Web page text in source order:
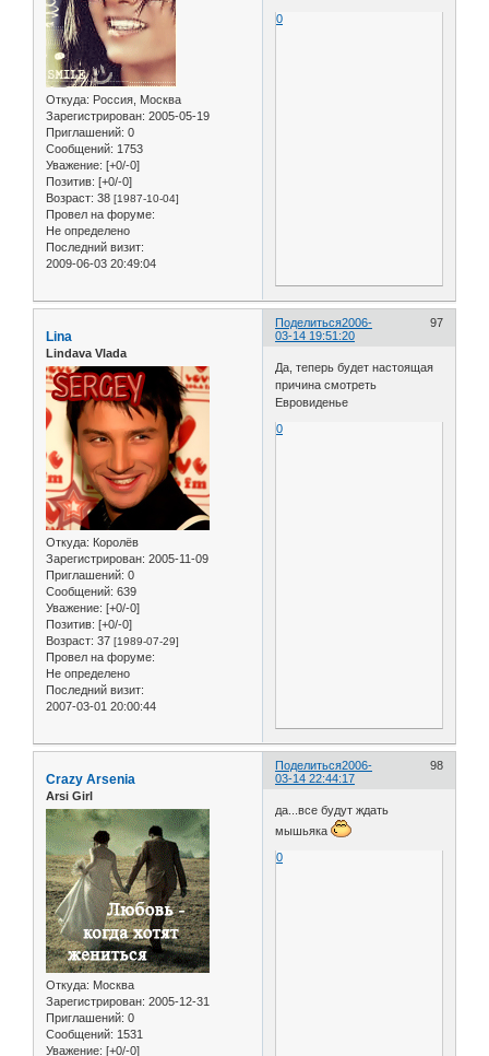
Откуда: Россия, Москва
Зарегистрирован: 2005-05-19
Приглашений: 0
Сообщений: 1753
Уважение: [+0/-0]
Позитив: [+0/-0]
Возраст: 38 [1987-10-04]
Провел на форуме:
Не определено
Последний визит:
2009-06-03 20:49:04
0
Поделиться 97
2006-
03-14 19:51:20
Lina
Lindava Vlada
Откуда: Королёв
Зарегистрирован: 2005-11-09
Приглашений: 0
Сообщений: 639
Уважение: [+0/-0]
Позитив: [+0/-0]
Возраст: 37 [1989-07-29]
Провел на форуме:
Не определено
Последний визит:
2007-03-01 20:00:44
Да, теперь будет настоящая
причина смотреть
Евровиденье
0
Поделиться 98
2006-
03-14 22:44:17
Crazy Arsenia
Arsi Girl
Откуда: Москва
Зарегистрирован: 2005-12-31
Приглашений: 0
Сообщений: 1531
Уважение: [+0/-0]
да...все будут ждать
мышьяка
0